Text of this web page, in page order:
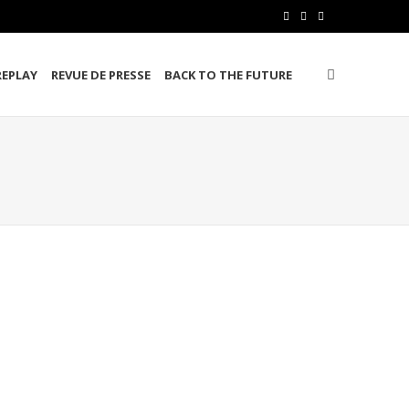
c
e t
n
k
REVUE DE PRESSE BACK TO THE FUTURE